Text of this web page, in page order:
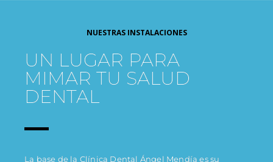
NUESTRAS INSTALACIONES
UN LUGAR PARA
MIMAR TU SALUD
DENTAL
La base de la Clínica Dental Ángel Mendía es su